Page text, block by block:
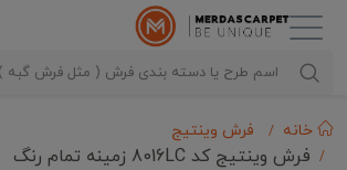
خانه فرش وینتیج
فرش وینتیج کد 8016LC زمینه تمام رنگ